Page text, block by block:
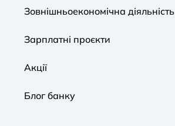
Зовнішньоекономічна діяльність
Зарплатні проєкти
Акції
Блог банку